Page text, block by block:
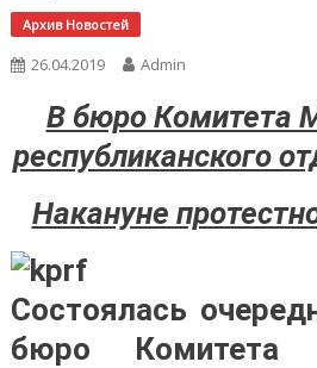
Архив Новостей
26.04.2019 Admin
В бюро Комитета
республиканского
Накануне
Состоялась
бюро Комитета